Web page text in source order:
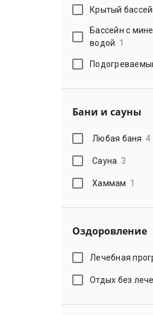
Крытый
Бассейн с
водой 1
Бани и сауны
Любая баня 4
Сауна 3
Хаммам 1
Оздоровление
Лечебная
Отдых без